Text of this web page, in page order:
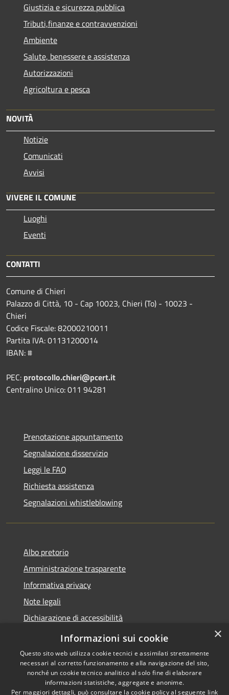
Giustizia e sicurezza pubblica
Tributi,finanze e contravvenzioni
Ambiente
Salute, benessere e assistenza
Autorizzazioni
Agricoltura e pesca
NOVITÀ
Notizie
Comunicati
Avvisi
VIVERE IL COMUNE
Luoghi
Eventi
CONTATTI
Comune di Chieri
Palazzo di Città, 10 - Cap 10023, Chieri (To) - 10023 -
Chieri
Codice Fiscale: 82000210011
Partita IVA: 01131200014
IBAN: #
PEC: protocollo.chieri@pcert.it
Centralino Unico: 011 94281
Prenotazione appuntamento
Segnalazione disservizio
Leggi le FAQ
Richiesta assistenza
Segnalazioni whistleblowing
Albo pretorio
Amministrazione trasparente
Informativa privacy
Note legali
Dichiarazione di accessibilità
Meccanismo di Feedback
Copyright © 2026 • Comune di
×
Informazioni sui cookie
Questo sito web utilizza cookie tecnici e assimilati strettamente
necessari al corretto funzionamento e alla navigazione del sito,
nonché un cookie tecnico analitico al solo fine di elaborare
informazioni statistiche, aggregate e anonime.
Per maggiori dettagli, può consultare la cookie policy al seguente link